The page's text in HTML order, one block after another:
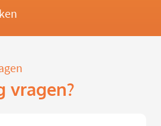
vragen?